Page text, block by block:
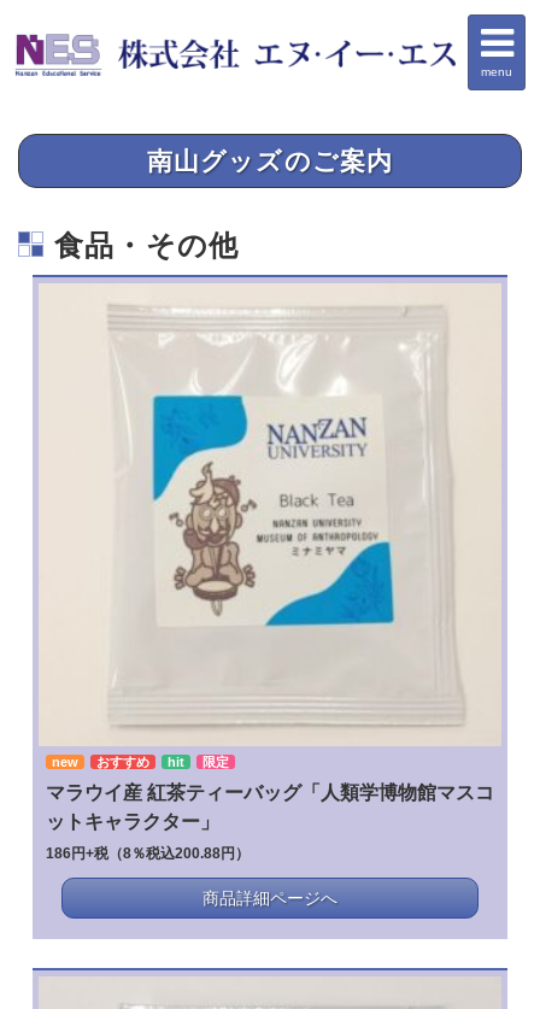
menu
南山グッズのご案内
食品・その他
new おすすめ hit 限定
マラウイ産 紅茶ティーバッグ「人類学博物館マスコ
ットキャラクター」
186円+税（8％税込200.88円）
商品詳細ページへ